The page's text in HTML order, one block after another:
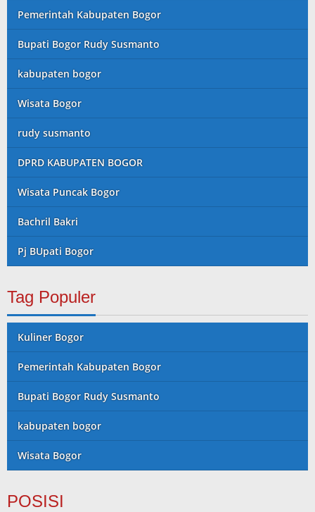
Pemerintah Kabupaten Bogor
Bupati Bogor Rudy Susmanto
kabupaten bogor
Wisata Bogor
rudy susmanto
DPRD KABUPATEN BOGOR
Wisata Puncak Bogor
Bachril Bakri
Pj BUpati Bogor
Tag Populer
Kuliner Bogor
Pemerintah Kabupaten Bogor
Bupati Bogor Rudy Susmanto
kabupaten bogor
Wisata Bogor
POSISI